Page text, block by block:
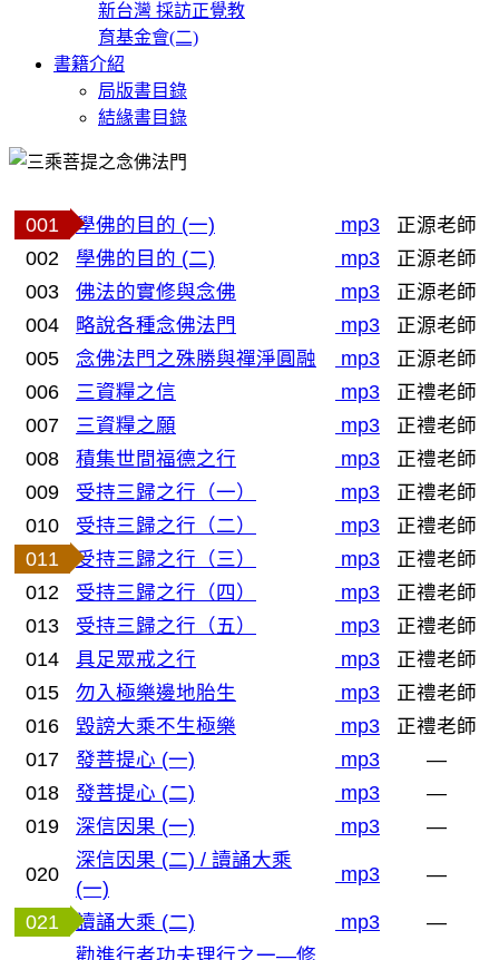
新台灣 採訪正覺教
育基金會(二)
書籍介紹
局版書目錄
結緣書目錄
001 學佛的目的 (一) mp3
正源老師
002
學佛的目的 (二) mp3
正源老師
003
佛法的實修與念佛 mp3
正源老師
004
略說各種念佛法門 mp3
正源老師
005
念佛法門之殊勝與禪淨圓融 mp3
正源老師
006
三資糧之信 mp3
正禮老師
007
三資糧之願 mp3
正禮老師
008
積集世間福德之行 mp3
正禮老師
009
受持三歸之行（一） mp3
正禮老師
010
受持三歸之行（二） mp3
正禮老師
011
受持三歸之行（三） mp3
正禮老師
012
受持三歸之行（四） mp3
正禮老師
013
受持三歸之行（五） mp3
正禮老師
014
具足眾戒之行 mp3
正禮老師
015
勿入極樂邊地胎生 mp3
正禮老師
016
毀謗大乘不生極樂 mp3
正禮老師
017
發菩提心 (一) mp3
—
018
發菩提心 (二) mp3
—
019
深信因果 (一) mp3 —
020
深信因果 (二) / 讀誦大乘
(一)
mp3 —
021 讀誦大乘 (二) mp3 —
勸進行者功夫理行之一—修